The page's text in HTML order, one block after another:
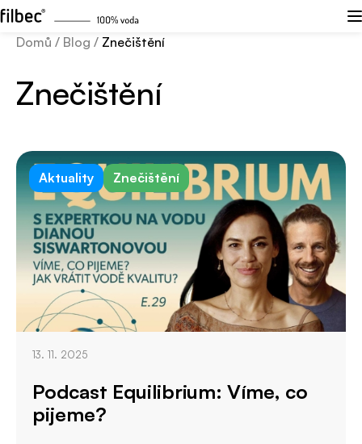
Domů / Blog / Znečištění
Znečištění
13. 11. 2025
Podcast Equilibrium: Víme, co
pijeme?
Aktuality Znečištění